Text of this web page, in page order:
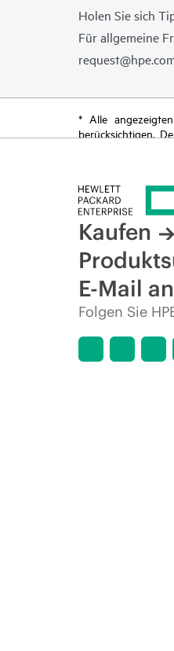
Holen Sie sich
Für allgemeine
* Alle
berücksichtigen.
von Produkten,
Kaufen
E-Mail
Folgen Sie